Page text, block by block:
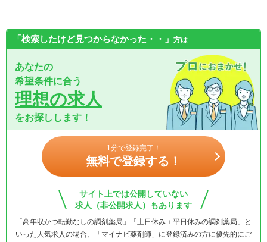
「検索したけど見つからなかった・・」 方は
あなたの
希望条件に合う
理想の求人
をお探しします！
1分で登録完了！
無料で登録する！
サイト上では公開していない
求人（非公開求人）もあります
「高年収かつ転勤なしの調剤薬局」「土日休み＋平日休みの調剤薬局」と
いった人気求人の場合、「マイナビ薬剤師」に登録済みの方に優先的にご